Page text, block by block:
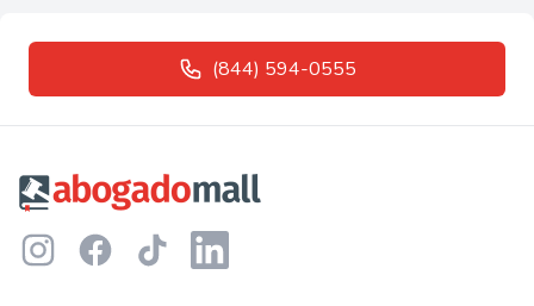
(844) 594-0555
InstagramFacebookTikTok LinkedIn